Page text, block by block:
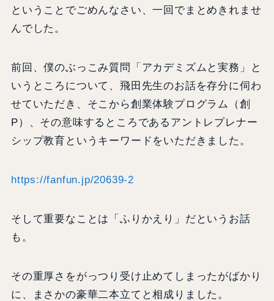
ということでごめんなさい、一回でまとめきれませ
んでした。
前回、僕のぶっこみ質問「アカデミズムと実務」と
いうところについて、飛田先生のお話を存分に伺わ
せていただき、そこから創業体験プログラム（創
P）、その意味するところであるアントレプレナー
シップ教育というキーワードをいただきました。
https://fanfun.jp/20639-2
そして重要なことは「ふりかえり」だというお話
も。
その重厚さをがっつり受け止めてしまったがばかり
に、まさかの豪華二本立てと相成りました。